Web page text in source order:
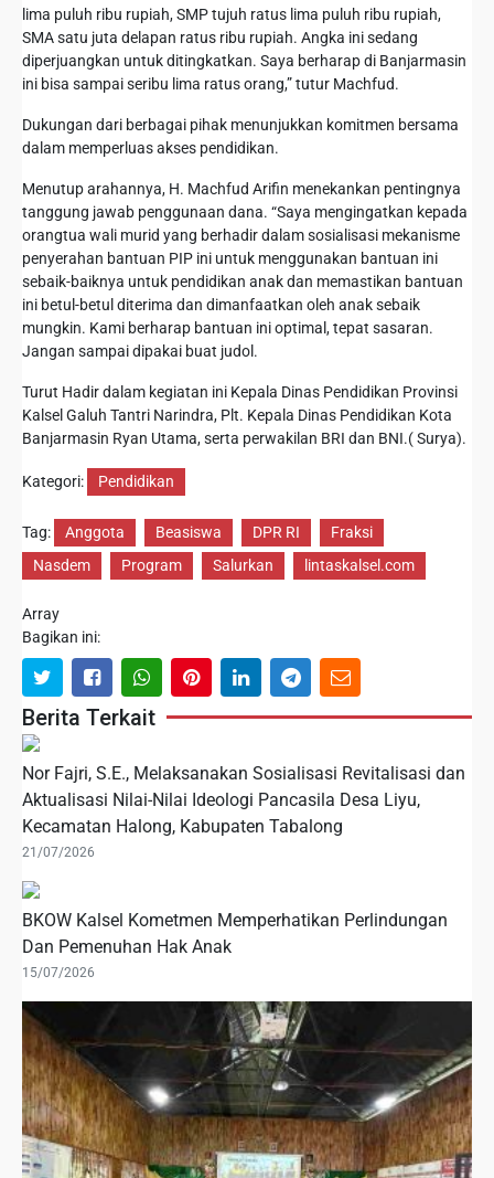
lima puluh ribu rupiah, SMP tujuh ratus lima puluh ribu rupiah,
SMA satu juta delapan ratus ribu rupiah. Angka ini sedang
diperjuangkan untuk ditingkatkan. Saya berharap di Banjarmasin
ini bisa sampai seribu lima ratus orang,” tutur Machfud.
Dukungan dari berbagai pihak menunjukkan komitmen bersama
dalam memperluas akses pendidikan.
Menutup arahannya, H. Machfud Arifin menekankan pentingnya
tanggung jawab penggunaan dana. “Saya mengingatkan kepada
orangtua wali murid yang berhadir dalam sosialisasi mekanisme
penyerahan bantuan PIP ini untuk menggunakan bantuan ini
sebaik-baiknya untuk pendidikan anak dan memastikan bantuan
ini betul-betul diterima dan dimanfaatkan oleh anak sebaik
mungkin. Kami berharap bantuan ini optimal, tepat sasaran.
Jangan sampai dipakai buat judol.
Turut Hadir dalam kegiatan ini Kepala Dinas Pendidikan Provinsi
Kalsel Galuh Tantri Narindra, Plt. Kepala Dinas Pendidikan Kota
Banjarmasin Ryan Utama, serta perwakilan BRI dan BNI.( Surya).
Kategori: Pendidikan
Tag: Anggota Beasiswa DPR RI
Fraksi
Nasdem
Program Salurkan lintaskalsel.com
Array
Bagikan ini:
Berita Terkait
Nor Fajri, S.E., Melaksanakan Sosialisasi Revitalisasi dan
Aktualisasi Nilai-Nilai Ideologi Pancasila Desa Liyu,
Kecamatan Halong, Kabupaten Tabalong
21/07/2026
BKOW Kalsel Kometmen Memperhatikan Perlindungan
Dan Pemenuhan Hak Anak
15/07/2026